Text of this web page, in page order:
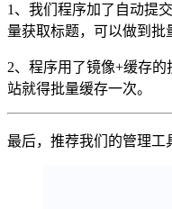
1、我们程序加了自动提
量获取标题，可以做到批
2、程序用了镜像+缓存
站就得批量缓存一次。
最后，推荐我们的管理工